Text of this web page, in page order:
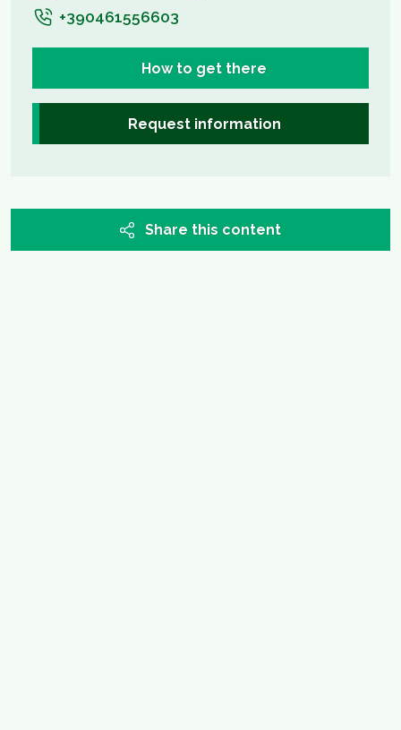
+390461556603
How to get there
Request information
Share this content